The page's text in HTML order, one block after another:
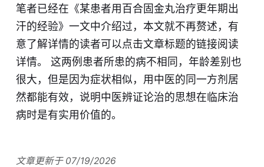
笔者已经在 《某患者用百合固金丸治疗更年期出
汗的经验》 一文中介绍过，本文就不再赘述，有
意了解详情的读者可以点击文章标题的链接阅读
详情。 这两例患者所患的病不相同，年龄差别也
很大，但是因为症状相似，用中医的同一方剂居
然都能有效，说明中医辨证论治的思想在临床治
病时是有实用价值的。
文章更新于 07/19/2026